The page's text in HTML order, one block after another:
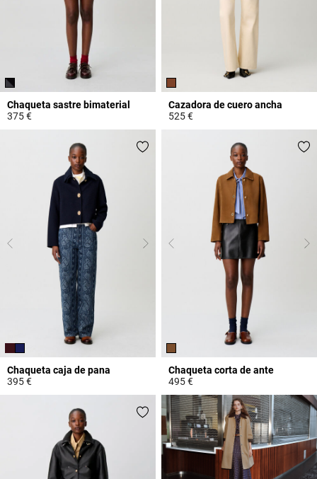
Chaqueta sastre bimaterial
375 €
Cazadora de cuero ancha
525 €
Chaqueta caja de pana
395 €
Chaqueta corta de ante
495 €